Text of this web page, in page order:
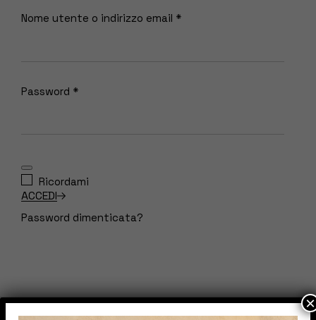
Nome utente o indirizzo email *Richiesto
Password *Richiesto
Ricordami
ACCEDI
Password dimenticata?
×